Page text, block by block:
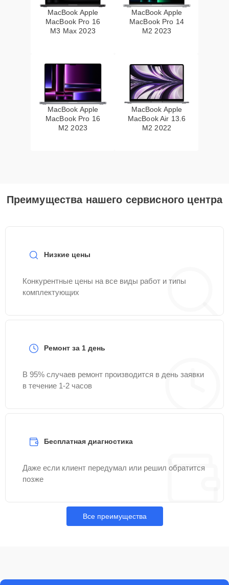
MacBook Apple
MacBook Pro 16
M3 Max 2023
MacBook Apple
MacBook Pro 14
M2 2023
MacBook Apple
MacBook Pro 16
M2 2023
MacBook Apple
MacBook Air 13.6
M2 2022
Преимущества нашего сервисного центра
Низкие цены
Конкурентные цены на все виды работ и типы
комплектующих
Ремонт за 1 день
В 95% случаев ремонт производится в день заявки
в течение 1-2 часов
Бесплатная диагностика
Даже если клиент передумал или решил обратится
позже
Все преимущества